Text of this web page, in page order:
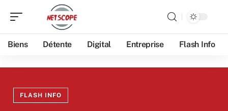
Biens Détente Digital Entreprise Flash Info
FLASH INFO